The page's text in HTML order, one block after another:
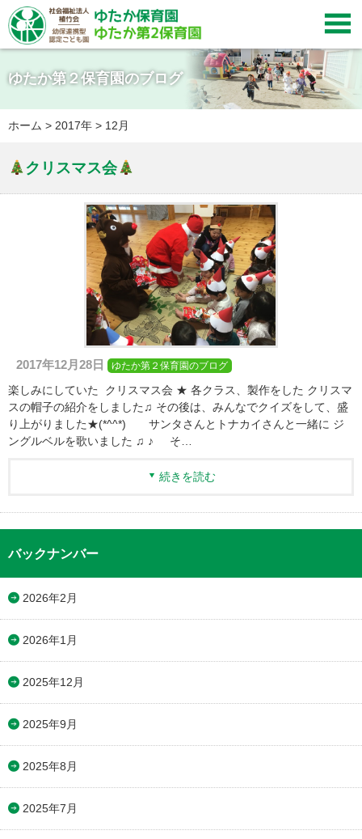

ゆたか第２保育園のブログ
ホーム > 2017年 > 12月
クリスマス会
2017年12月28日 ゆたか第２保育園のブログ
楽しみにしていた クリスマス会 ★ 各クラス、製作をした クリスマ
スの帽子の紹介をしました♫ その後は、みんなでクイズをして、盛
り上がりました★(*^^*) サンタさんとトナカイさんと一緒に ジ
ングルベルを歌いました ♫ ♪ そ…
続きを読む
バックナンバー
2026年2月
2026年1月
2025年12月
2025年9月
2025年8月
2025年7月